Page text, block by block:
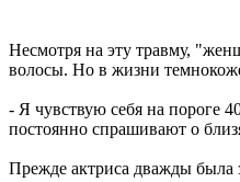
Несмотря на эту травму,
волосы. Но в жизни
- Я чувствую себя на пороге
постоянно спрашивают о
Прежде актриса дважды